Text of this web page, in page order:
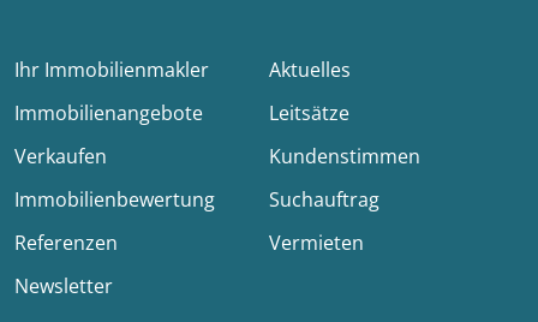
Ihr Immobilienmakler
Aktuelles
Immobilienangebote
Leitsätze
Verkaufen
Kundenstimmen
Immobilienbewertung
Suchauftrag
Referenzen
Vermieten
Newsletter